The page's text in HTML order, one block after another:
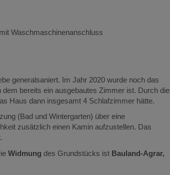
Waschmaschinenanschluss
generalsaniert. Im Jahr 2020 wurde noch das
bereits ein ausgebautes Zimmer ist. Durch die
Haus dann insgesamt 4 Schlafzimmer hätte.
(Bad und Wintergarten) über eine
zusätzlich einen Kamin aufzustellen. Das
Widmung des Grundstücks ist Bauland-Agrar,